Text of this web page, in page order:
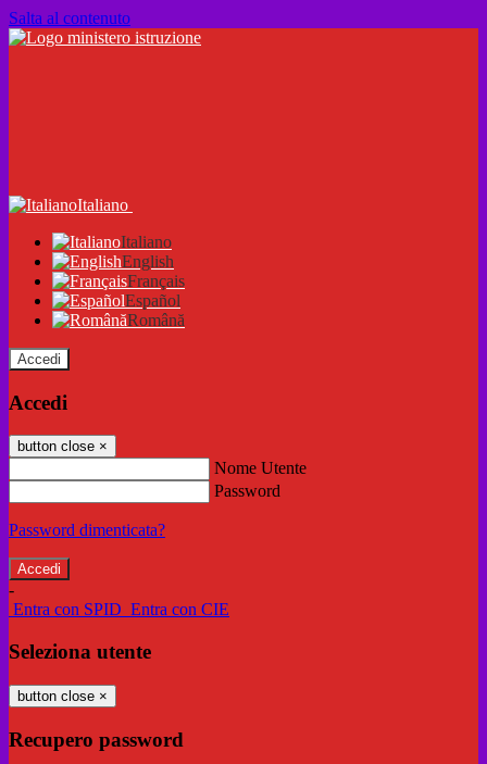
Salta al contenuto
Italiano
Italiano
English
Français
Español
Română
Accedi
Accedi
button close ×
Nome Utente
Password
Password dimenticata?
-
Entra con SPID Entra con CIE
Seleziona utente
button close ×
Recupero password